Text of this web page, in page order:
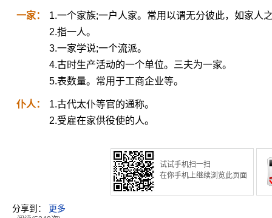
一家：
1.一个家族;一户人家。常用以谓无分彼此，如家人
2.指一人。
3.一家学说;一个流派。
4.古时生产活动的一个单位。三夫为一家。
5.表数量。常用于工商企业等。
仆人：
1.古代太仆等官的通称。
2.受雇在家供役使的人。
试试手机扫一扫
在你手机上继续浏览此页面
分享到： 更多